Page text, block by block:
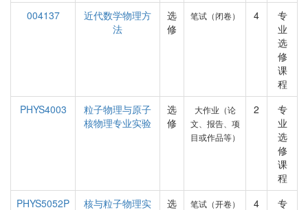
004137
近代数学物理方
法
选
修
笔试（闭卷） 4
专
业
选
修
课
程
PHYS4003
粒子物理与原子
核物理专业实验
选
修
大作业（论
文、报告、项
目或作品等）
2
专
业
选
修
课
程
PHYS5052P
核与粒子物理实 选 笔试（开卷） 4 专